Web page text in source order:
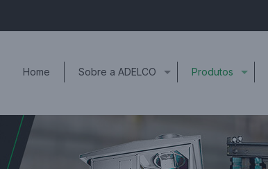
Home Sobre a ADELCO Produtos